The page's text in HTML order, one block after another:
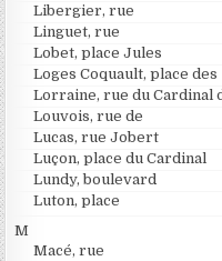
Libergier, rue
Linguet, rue
Lobet, place Jules
Loges Coquault, place des
Lorraine, rue du Cardinal
Louvois, rue de
Lucas, rue Jobert
Luçon, place du Cardinal
Lundy, boulevard
Luton, place
M
Macé, rue